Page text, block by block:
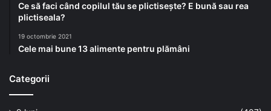
Ce să faci când copilul tău se plictisește? E bună sau rea
plictiseala?
19 octombrie 2021
Cele mai bune 13 alimente pentru plămâni
Categorii